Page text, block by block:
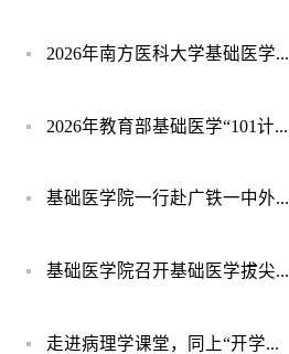
2026年南方医科大学基础医学...
2026年教育部基础医学“101计...
基础医学院一行赴广铁一中外...
基础医学院召开基础医学拔尖...
走进病理学课堂，同上“开学...